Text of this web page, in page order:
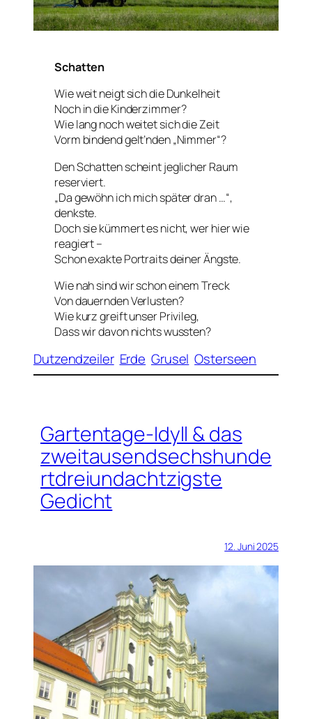
Schatten
Wie weit neigt sich die Dunkelheit
Noch in die Kinderzimmer?
Wie lang noch weitet sich die Zeit
Vorm bindend gelt’nden „Nimmer“?
Den Schatten scheint jeglicher Raum
reserviert.
„Da gewöhn ich mich später dran …“,
denkste.
Doch sie kümmert es nicht, wer hier wie
reagiert –
Schon exakte Portraits deiner Ängste.
Wie nah sind wir schon einem Treck
Von dauernden Verlusten?
Wie kurz greift unser Privileg,
Dass wir davon nichts wussten?
Dutzendzeiler Erde Grusel Osterseen
Gartentage-Idyll & das
zweitausendsechshunde
rtdreiundachtzigste
Gedicht
12. Juni 2025